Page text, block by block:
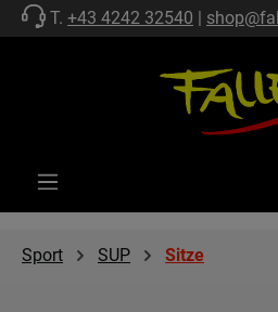
Zum Hauptinhalt springen
T. +43 4242 32540 |
Sport SUP Sitze